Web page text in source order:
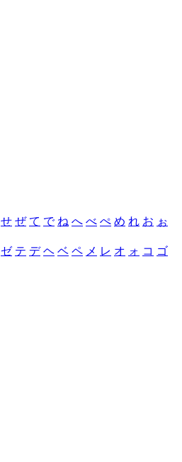
せ ぜ て で ね へ べ ぺ め れ お ぉ
ゼ テ デ ヘ ベ ペ メ レ オ ォ コ ゴ